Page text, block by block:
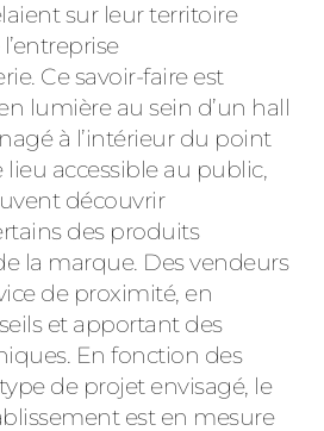
sur leur territoire
Ce savoir-faire est
lumière au sein d’un hall
à l’intérieur du point
lieu accessible au public,
découvrir
des produits
la marque. Des vendeurs
de proximité, en
et apportant des
En fonction des
de projet envisagé, le
est en mesure